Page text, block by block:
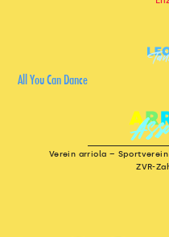
All You Can Dance
Verein arriola –
ZVR-